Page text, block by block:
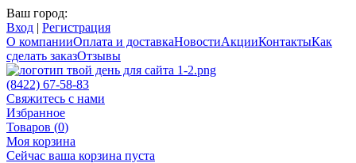
Ваш город:
Вход | Регистрация
О компанииОплата и доставкаНовостиАкцииКонтактыКак
сделать заказОтзывы
(8422) 67-58-83
Свяжитесь с нами
Избранное
Товаров (0)
Моя корзина
Сейчас ваша корзина пуста